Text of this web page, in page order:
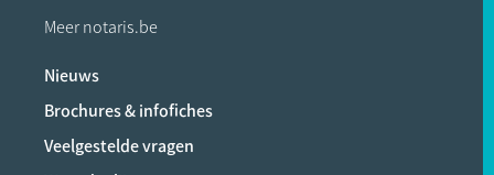
Meer notaris.be
Nieuws
Brochures & infofiches
Veelgestelde vragen